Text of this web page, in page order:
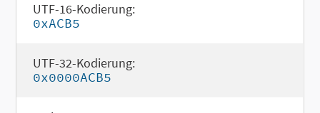
UTF-16-Kodierung:
0xACB5
UTF-32-Kodierung:
0x0000ACB5